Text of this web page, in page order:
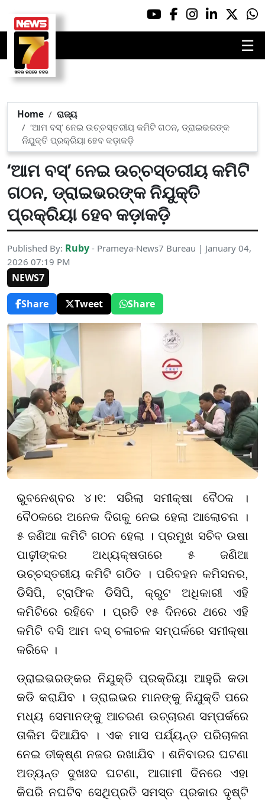
☰
Home
ରାଜ୍ୟ
‘ଆମ ବସ୍’ ନେଇ ଉଚ୍ଚସ୍ତରୀୟ କମିଟି ଗଠନ, ଡ୍ରାଇଭରଙ୍କ
ନିଯୁକ୍ତି ପ୍ରକ୍ରିୟା ହେବ କଡ଼ାକଡ଼ି
‘ଆମ ବସ୍’ ନେଇ ଉଚ୍ଚସ୍ତରୀୟ କମିଟି
ଗଠନ, ଡ୍ରାଇଭରଙ୍କ ନିଯୁକ୍ତି
ପ୍ରକ୍ରିୟା ହେବ କଡ଼ାକଡ଼ି
Published By: Ruby - Prameya-News7 Bureau | January 04,
2026 07:19 PM
NEWS7
Share
Tweet Share
ଭୁବନେଶ୍ବର ୪।୧: ସରିଲା ସମୀକ୍ଷା ବୈଠକ ।
ବୈଠକରେ ଅନେକ ଦିଗକୁ ନେଇ ହେଲା ଆଲୋଚନା ।
୫ ଜଣିଆ କମିଟି ଗଠନ ହେଲା । ପ୍ରମୁଖ ସଚିବ ଉଷା
ପାଢ଼ୀଙ୍କର ଅଧ୍ୟକ୍ଷତାରେ ୫ ଜଣିଆ
ଉଚ୍ଚସ୍ତରୀୟ କମିଟି ଗଠିତ । ପରିବହନ କମିସନର,
ଡିସିପି, ଟ୍ରାଫିକ ଡିସିପି, କ୍ରୁଟ ଅଧିକାରୀ ଏହି
କମିଟିରେ ରହିବେ । ପ୍ରତି ୧୫ ଦିନରେ ଥରେ ଏହି
କମିଟି ବସି ଆମ ବସ୍ ଚଳାଚଳ ସମ୍ପର୍କରେ ସମୀକ୍ଷା
କରିବେ ।
ଡ୍ରାଇଭରଙ୍କର ନିଯୁକ୍ତି ପ୍ରକ୍ରିୟା ଆହୁରି କଡା
କଡି କରାଯିବ । ଡ୍ରାଇଭର ମାନଙ୍କୁ ନିଯୁକ୍ତି ପରେ
ମଧ୍ୟ ସେମାନଙ୍କୁ ଆଚରଣ ଉଚ୍ଚାରଣ ସମ୍ପର୍କରେ
ତାଲିମ ଦିଆଯିବ । ଏକ ମାସ ପର୍ଯ୍ୟନ୍ତ ପରିଚାଳନା
ନେଇ ତୀକ୍ଷ୍ଣ ନଜର ରଖାଯିବ । ଶନିବାରର ଘଟଣା
ଅତ୍ୟନ୍ତ ଦୁଖଃଦ ଘଟଣା, ଆଗାମୀ ଦିନରେ ଏହା
କିପରି ନଘଟିବ ସେଥିପ୍ରତି ସମସ୍ତ ପ୍ରକାର ଦୃଷ୍ଟି